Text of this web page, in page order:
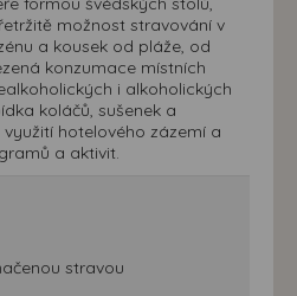
možnost stravování v
a kousek od pláže, od
konzumace místních
i alkoholických
koláčů, sušenek a
hotelového zázemí a
a aktivit.
stravou